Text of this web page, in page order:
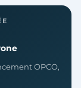
OPCO,